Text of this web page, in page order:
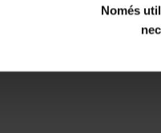
Només
MENÚ PEU 1